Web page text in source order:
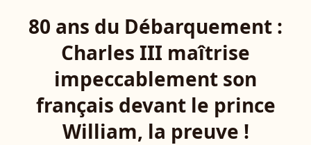
80 ans du Débarquement :
Charles III maîtrise
impeccablement son
français devant le prince
William, la preuve !